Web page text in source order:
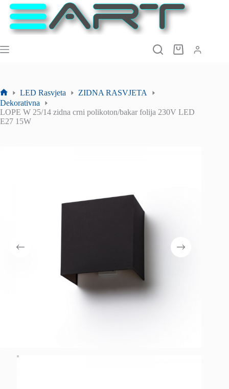
Preskoči
sadržaj
Košarica
Početna
stranica
LED Rasvjeta
ZIDNA RASVJETA
Dekorativna
LOPE W 25/14 zidna crni polikoton/bakar folija 230V LED
E27 15W